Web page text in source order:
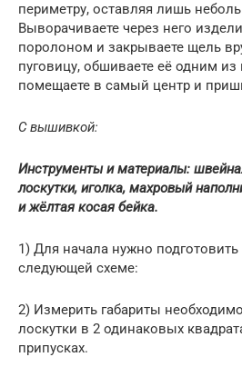
периметру, оставляя лишь
Выворачиваете через него
поролоном и закрываете щель
пуговицу, обшиваете её одним из
помещаете в самый центр и
С вышивкой:
Инструменты и материалы:
лоскутки, иголка, махровый
и жёлтая косая бейка.
1) Для начала нужно
следующей схеме:
2) Измерить габариты
лоскутки в 2 одинаковых
припусках.